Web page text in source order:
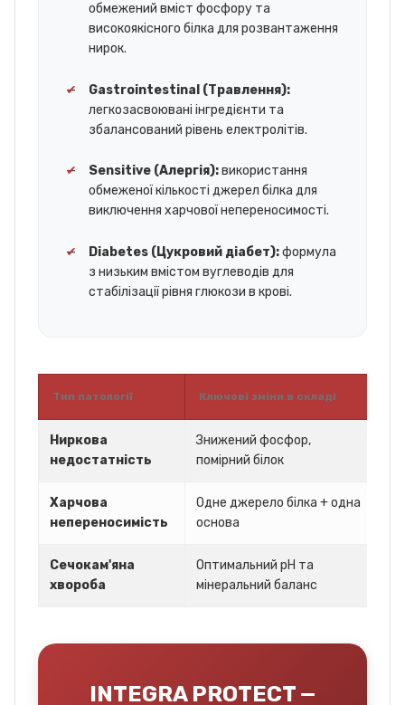
обмежений вміст фосфору та
високоякісного білка для розвантаження
нирок.
✔
Gastrointestinal (Травлення):
легкозасвоювані інгредієнти та
збалансований рівень електролітів.
✔ Sensitive (Алергія):використання
обмеженої кількості джерел білка для
виключення харчової непереносимості.
✔ Diabetes (Цукровий діабет):формула
з низьким вмістом вуглеводів для
стабілізації рівня глюкози в крові.
Тип патології Ключові зміни в складі
Ниркова
недостатність
Знижений фосфор,
помірний білок
Харчова
непереносимість
Одне джерело білка + одна
основа
Сечокам'яна
хвороба
Оптимальний pH та
мінеральний баланс
INTEGRA PROTECT —